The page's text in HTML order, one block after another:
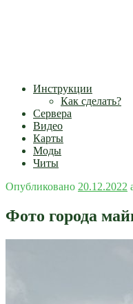
Инструкции
Как сделать?
Сервера
Видео
Карты
Моды
Читы
Опубликовано 20.12.2022
Фото города